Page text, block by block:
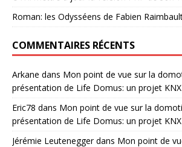
Roman: les Odysséens de Fabien
COMMENTAIRES RÉCENTS
Arkane dans Mon point de vue sur la
présentation de Life Domus: un projet
Eric78 dans Mon point de vue sur la
présentation de Life Domus: un projet
Jérémie Leuteneggerdans Mon point de